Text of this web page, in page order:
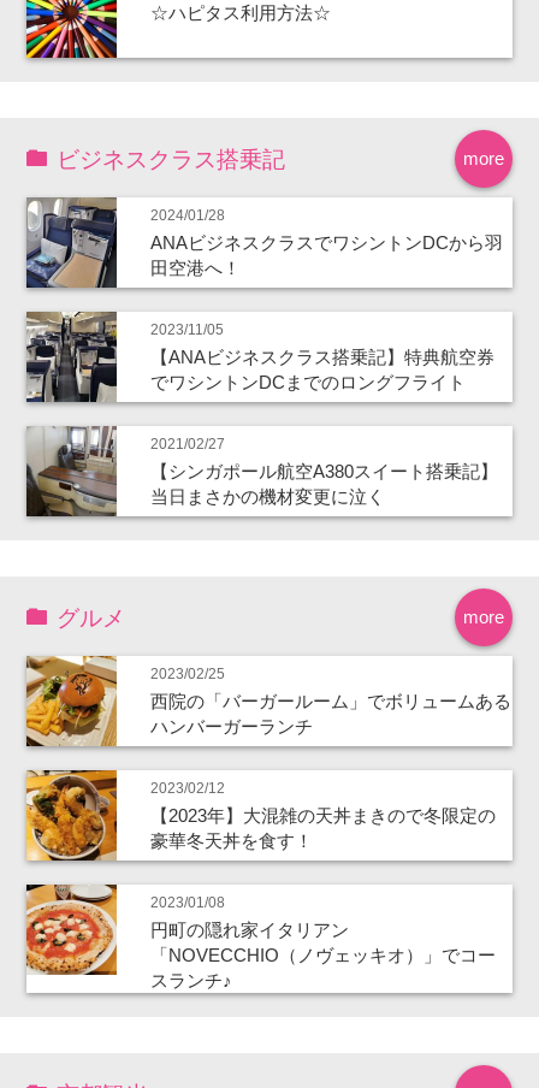
☆ハピタス利用方法☆
more
ビジネスクラス搭乗記
2024/01/28
ANAビジネスクラスでワシントンDCから羽
田空港へ！
2023/11/05
【ANAビジネスクラス搭乗記】特典航空券
でワシントンDCまでのロングフライト
2021/02/27
【シンガポール航空A380スイート搭乗記】
当日まさかの機材変更に泣く
more
グルメ
2023/02/25
西院の「バーガールーム」でボリュームある
ハンバーガーランチ
2023/02/12
【2023年】大混雑の天丼まきので冬限定の
豪華冬天丼を食す！
2023/01/08
円町の隠れ家イタリアン
「NOVECCHIO（ノヴェッキオ）」でコー
スランチ♪